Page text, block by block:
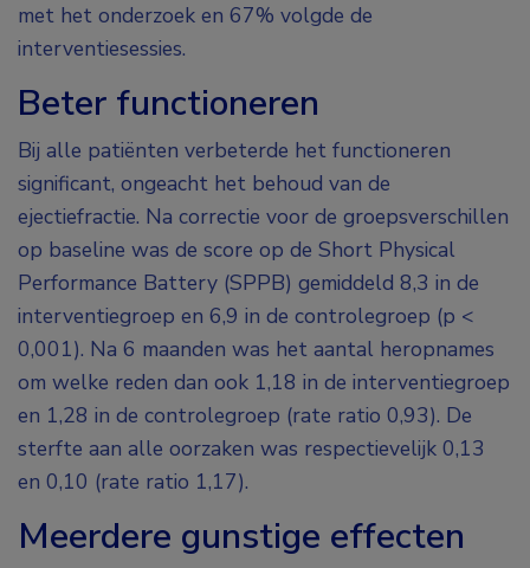
met het onderzoek en 67% volgde de
interventiesessies.
Beter functioneren
Bij alle patiënten verbeterde het functioneren
significant, ongeacht het behoud van de
ejectiefractie. Na correctie voor de groepsverschillen
op baseline was de score op de Short Physical
Performance Battery (SPPB) gemiddeld 8,3 in de
interventiegroep en 6,9 in de controlegroep (p <
0,001). Na 6 maanden was het aantal heropnames
om welke reden dan ook 1,18 in de interventiegroep
en 1,28 in de controlegroep (rate ratio 0,93). De
sterfte aan alle oorzaken was respectievelijk 0,13
en 0,10 (rate ratio 1,17).
Meerdere gunstige effecten